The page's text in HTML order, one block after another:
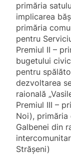
primăria
implicarea
primăria
pentru
Premiul II –
bugetului
pentru
dezvoltarea
raională
Premiul III –
Noi), primăria
Galbenei din
Strășeni)